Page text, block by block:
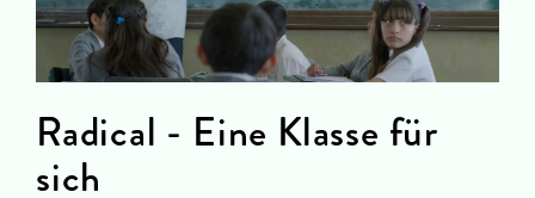
Radical - Eine Klasse für
sich